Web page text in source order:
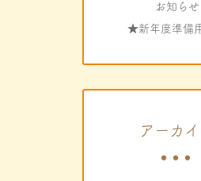
お知らせ
★新年度準備
アーカ